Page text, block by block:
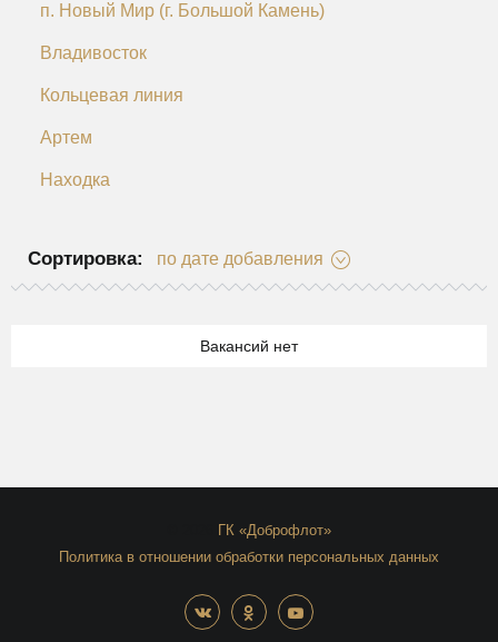
п. Новый Мир (г. Большой Камень)
Владивосток
Кольцевая линия
Артем
Находка
Сортировка: по дате добавления
Вакансий нет
ГК «Доброфлот»
Политика в отношении обработки персональных данных